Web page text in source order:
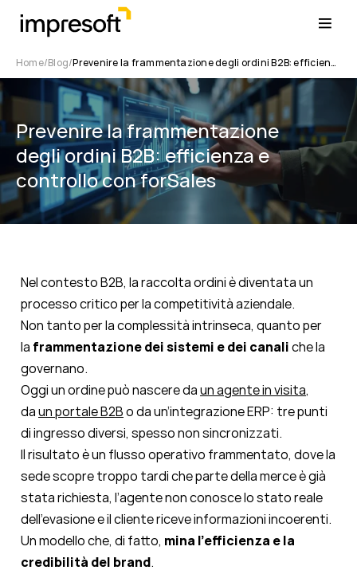
Home Blog Prevenire la frammentazione degli ordini B2B: efficienza e controllo con forSales
Prevenire la frammentazione
degli ordini B2B: efficienza e
controllo con forSales
Nel contesto B2B, la raccolta ordini è diventata un
processo critico per la competitività aziendale.
Non tanto per la complessità intrinseca, quanto per
la frammentazione dei sistemi e dei canaliche la
governano.
Oggi un ordine può nascere daun agente in visita,
daun portale B2Bo da un’integrazione ERP: tre punti
di ingresso diversi, spesso non sincronizzati.
Il risultato è un flusso operativo frammentato, dove la
sede scopre troppo tardi che parte della merce è già
stata richiesta, l’agente non conosce lo stato reale
dell’evasione e il cliente riceve informazioni incoerenti.
Un modello che, di fatto, mina l’efficienza e la
credibilità del brand.